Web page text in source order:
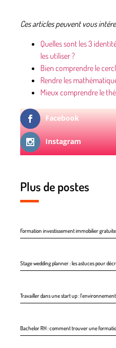
Ces articles peuvent vous
Quelles sont les 3
les utiliser ?
Bien comprendre le
Rendre les
Mieux comprendre le
Facebook
Instagram
Plus de postes
Formation investissement immobilier
Stage wedding planner : les astuces pour
Travailler dans une start up :
Bachelor RH : comment trouver une